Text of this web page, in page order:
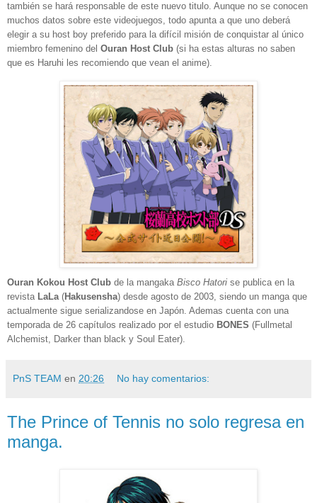
también se hará responsable de este nuevo titulo. Aunque no se conocen
muchos datos sobre este videojuegos, todo apunta a que uno deberá
elegir a su host boy preferido para la difícil misión de conquistar al único
miembro femenino del Ouran Host Club (si ha estas alturas no saben
que es Haruhi les recomiendo que vean el anime).
Ouran Kokou Host Club de la mangaka Bisco Hatori se publica en la
revista LaLa (Hakusensha) desde agosto de 2003, siendo un manga que
actualmente sigue serializandose en Japón. Ademas cuenta con una
temporada de 26 capítulos realizado por el estudio BONES (Fullmetal
Alchemist,
Darker than black y Soul Eater).
PnS TEAM en 20:26 No hay comentarios:
The Prince of Tennis no solo regresa en
manga.